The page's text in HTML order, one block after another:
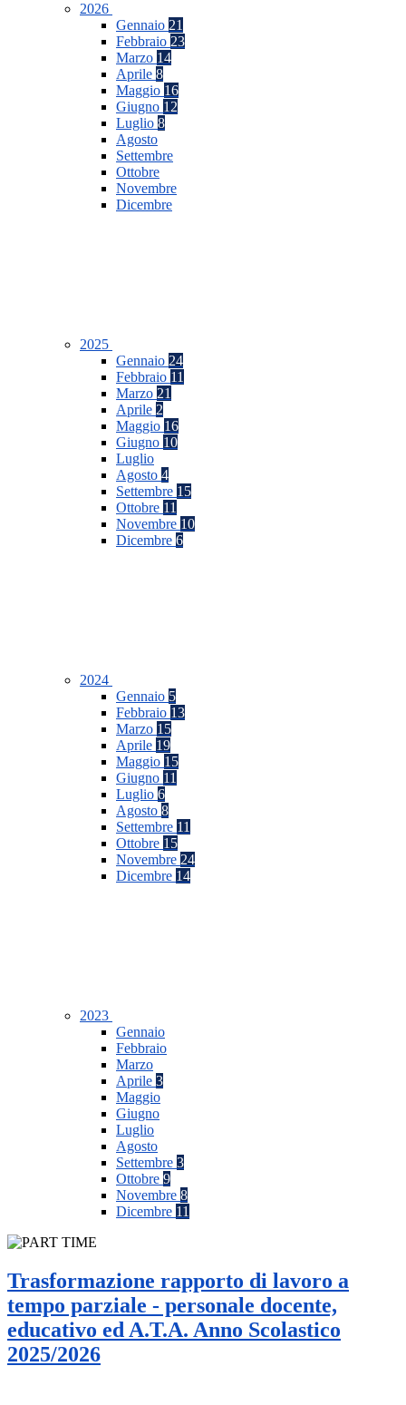
2026
Gennaio 21
Febbraio 23
Marzo 14
Aprile 8
Maggio 16
Giugno 12
Luglio 8
Agosto
Settembre
Ottobre
Novembre
Dicembre
2025
Gennaio 24
Febbraio 11
Marzo 21
Aprile 2
Maggio 16
Giugno 10
Luglio
Agosto 4
Settembre 15
Ottobre 11
Novembre 10
Dicembre 6
2024
Gennaio 5
Febbraio 13
Marzo 15
Aprile 19
Maggio 15
Giugno 11
Luglio 6
Agosto 8
Settembre 11
Ottobre 15
Novembre 24
Dicembre 14
2023
Gennaio
Febbraio
Marzo
Aprile 3
Maggio
Giugno
Luglio
Agosto
Settembre 3
Ottobre 9
Novembre 8
Dicembre 11
Trasformazione rapporto di lavoro a
tempo parziale - personale docente,
educativo ed A.T.A. Anno Scolastico
2025/2026